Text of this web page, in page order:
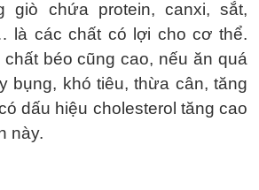
giò chứa protein, canxi, sắt,
là các chất có lợi cho cơ thể.
béo cũng cao, nếu ăn quá
bụng, khó tiêu, thừa cân, tăng
dấu hiệu cholesterol tăng cao
này.